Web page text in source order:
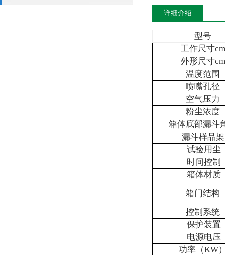
详细介绍
型号
工作尺寸cm
外形尺寸cm
温度范围
喷嘴孔径
空气压力
粉尘浓度
箱体底部漏斗
漏斗样品架
试验用尘
时间控制
箱体材质
箱门结构
控制系统
保护装置
电源电压
功率（KW